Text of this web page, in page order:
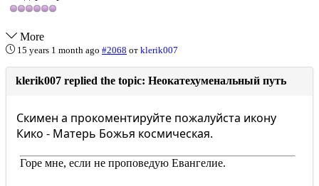
More
15 years 1 month ago #2068 от klerik007
klerik007 replied the topic: Неокатехуменальный путь
Скимен а прокоментируйте пожалуйста икону
Кико - Матерь Божья космическая.
Горе мне, если не проповедую Евангелие.